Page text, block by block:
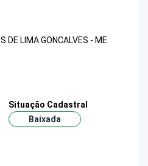
DE LIMA GONCALVES - ME
Situação Cadastral
Baixada